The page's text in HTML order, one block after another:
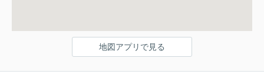
地図アプリで見る